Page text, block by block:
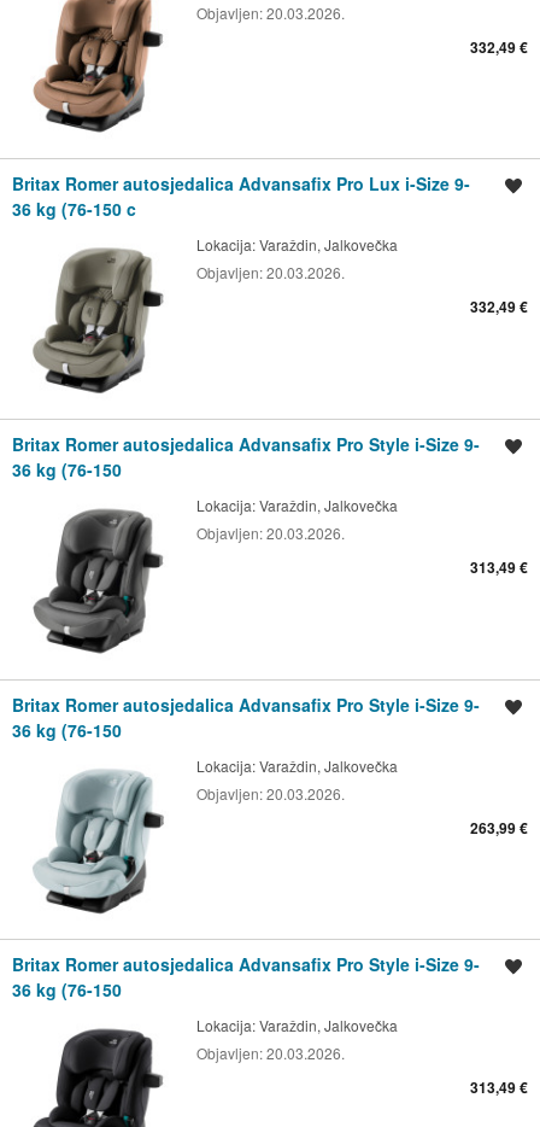
Objavljen:20.03.2026.
332,49 €
Britax Romer autosjedalica Advansafix Pro Lux i-Size 9-
36 kg (76-150 c
Lokacija:Varaždin, Jalkovečka
Objavljen:20.03.2026.
332,49 €
Britax Romer autosjedalica Advansafix Pro Style i-Size 9-
36 kg (76-150
Lokacija:Varaždin, Jalkovečka
Objavljen:20.03.2026.
313,49 €
Britax Romer autosjedalica Advansafix Pro Style i-Size 9-
36 kg (76-150
Lokacija:Varaždin, Jalkovečka
Objavljen:20.03.2026.
263,99 €
Britax Romer autosjedalica Advansafix Pro Style i-Size 9-
36 kg (76-150
Lokacija:Varaždin, Jalkovečka
Objavljen:20.03.2026.
313,49 €